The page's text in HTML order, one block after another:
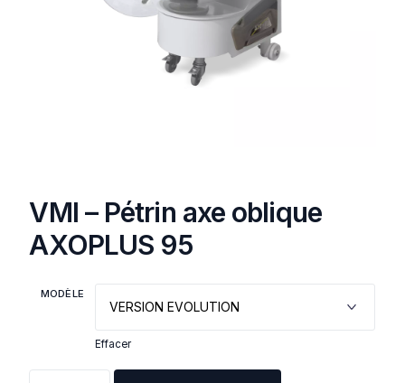
VMI – Pétrin axe oblique
AXOPLUS 95
MODÈLE
Effacer